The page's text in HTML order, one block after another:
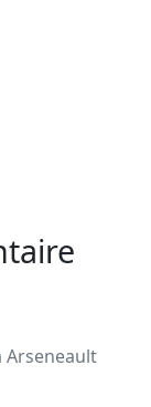
Arseneault